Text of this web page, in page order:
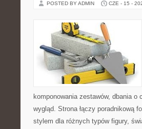
POSTED BY ADMIN CZE - 15 -
komponowania zestawów, dbania
wygląd. Strona łączy poradnikową
stylem dla różnych typów figury,